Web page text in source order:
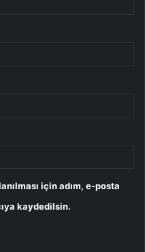
için adım, e-posta
kaydedilsin.